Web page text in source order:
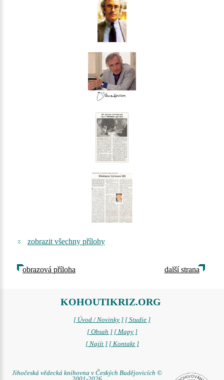
zobrazit všechny přílohy
obrazová příloha další strana
KOHOUTIKRIZ.ORG
[ Úvod / Novinky ] [ Studie ]
[ Obsah ] [ Mapy ]
[ Najít ] [ Kontakt ]
Jihočeská vědecká knihovna v Českých Budějovicích ©